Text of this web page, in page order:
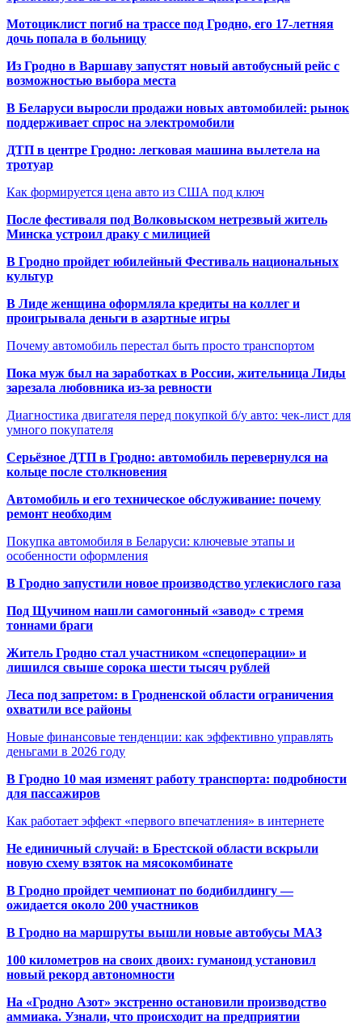
Мотоциклист погиб на трассе под Гродно, его 17-летняя
дочь попала в больницу
Из Гродно в Варшаву запустят новый автобусный рейс с
возможностью выбора места
В Беларуси выросли продажи новых автомобилей: рынок
поддерживает спрос на электромобили
ДТП в центре Гродно: легковая машина вылетела на
тротуар
Как формируется цена авто из США под ключ
После фестиваля под Волковыском нетрезвый житель
Минска устроил драку с милицией
В Гродно пройдет юбилейный Фестиваль национальных
культур
В Лиде женщина оформляла кредиты на коллег и
проигрывала деньги в азартные игры
Почему автомобиль перестал быть просто транспортом
Пока муж был на заработках в России, жительница Лиды
зарезала любовника из-за ревности
Диагностика двигателя перед покупкой б/у авто: чек-лист для
умного покупателя
Серьёзное ДТП в Гродно: автомобиль перевернулся на
кольце после столкновения
Автомобиль и его техническое обслуживание: почему
ремонт необходим
Покупка автомобиля в Беларуси: ключевые этапы и
особенности оформления
В Гродно запустили новое производство углекислого газа
Под Щучином нашли самогонный «завод» с тремя
тоннами браги
Житель Гродно стал участником «спецоперации» и
лишился свыше сорока шести тысяч рублей
Леса под запретом: в Гродненской области ограничения
охватили все районы
Новые финансовые тенденции: как эффективно управлять
деньгами в 2026 году
В Гродно 10 мая изменят работу транспорта: подробности
для пассажиров
Как работает эффект «первого впечатления» в интернете
Не единичный случай: в Брестской области вскрыли
новую схему взяток на мясокомбинате
В Гродно пройдет чемпионат по бодибилдингу —
ожидается около 200 участников
В Гродно на маршруты вышли новые автобусы МАЗ
100 километров на своих двоих: гуманоид установил
новый рекорд автономности
На «Гродно Азот» экстренно остановили производство
аммиака. Узнали, что происходит на предприятии